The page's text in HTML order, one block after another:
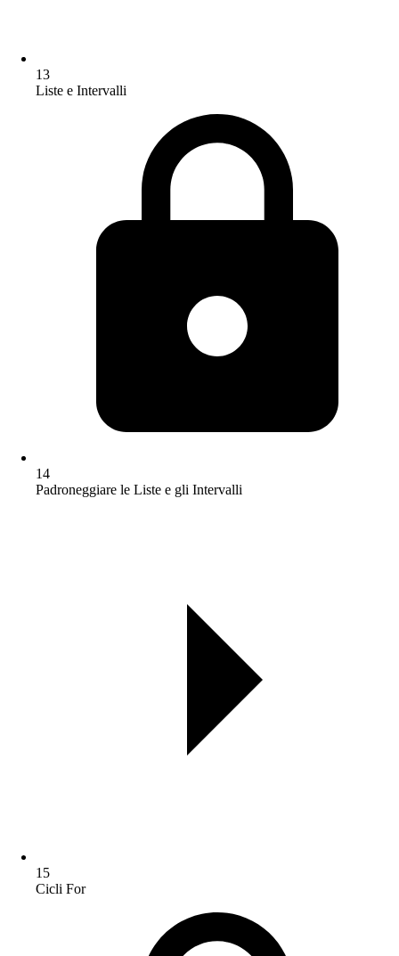
13
Liste e Intervalli
14
Padroneggiare le Liste e gli Intervalli
15
Cicli For